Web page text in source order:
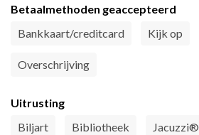
Betaalmethoden geaccepteerd
Bankkaart/creditcard
Kijk op
Overschrijving
Uitrusting
Biljart
Bibliotheek Jacuzzi®